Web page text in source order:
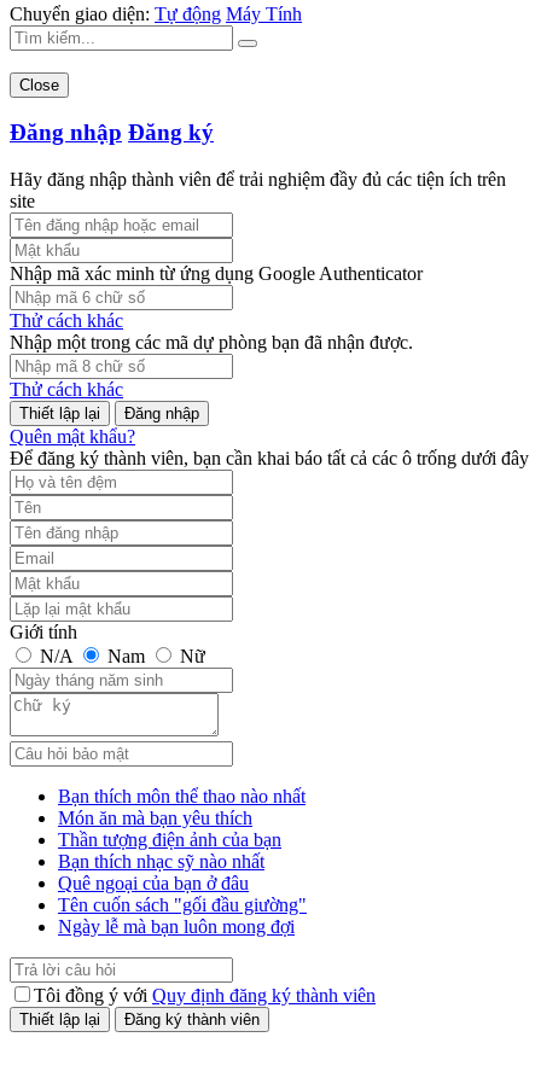
Chuyển giao diện: Tự động Máy Tính
Close
Đăng nhập Đăng ký
Hãy đăng nhập thành viên để trải nghiệm đầy đủ các tiện ích trên
site
Nhập mã xác minh từ ứng dụng Google Authenticator
Thử cách khác
Nhập một trong các mã dự phòng bạn đã nhận được.
Thử cách khác
Đăng nhập
Quên mật khẩu?
Để đăng ký thành viên, bạn cần khai báo tất cả các ô trống dưới đây
Giới tính
N/A
Nam Nữ
Bạn thích môn thể thao nào nhất
Món ăn mà bạn yêu thích
Thần tượng điện ảnh của bạn
Bạn thích nhạc sỹ nào nhất
Quê ngoại của bạn ở đâu
Tên cuốn sách "gối đầu giường"
Ngày lễ mà bạn luôn mong đợi
Tôi đồng ý với Quy định đăng ký thành viên